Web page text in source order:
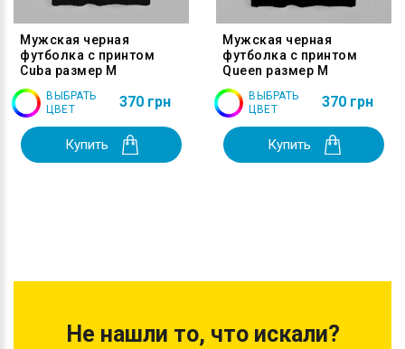
Мужская черная
футболка с принтом
Cuba размер M
ВЫБРАТЬ
ЦВЕТ
370 грн
Купить
Мужская черная
футболка с принтом
Queen размер M
ВЫБРАТЬ
ЦВЕТ
370 грн
Купить
Не нашли то, что искали?